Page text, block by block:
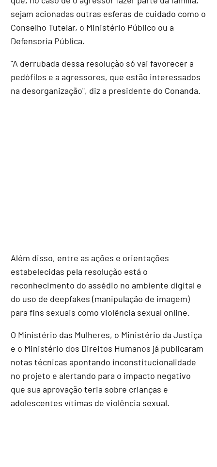
sejam acionadas outras esferas de cuidado como o
Conselho Tutelar, o Ministério Público ou a
Defensoria Pública.
"A derrubada dessa resolução só vai favorecer a
pedófilos e a agressores, que estão interessados
na desorganização", diz a presidente do Conanda.
Além disso, entre as ações e orientações
estabelecidas pela resolução está o
reconhecimento do assédio no ambiente digital e
do uso de deepfakes (manipulação de imagem)
para fins sexuais como violência sexual online.
O Ministério das Mulheres, o Ministério da Justiça
e o Ministério dos Direitos Humanos já publicaram
notas técnicas apontando inconstitucionalidade
no projeto e alertando para o impacto negativo
que sua aprovação teria sobre crianças e
adolescentes vítimas de violência sexual.